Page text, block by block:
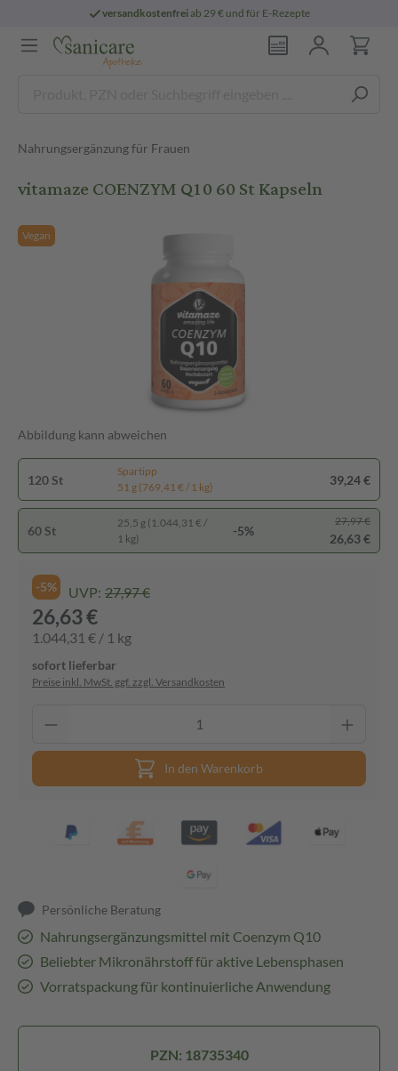
versandkostenfreiab 29 € und für E-Rezepte
Nahrungsergänzung für Frauen
vitamaze COENZYM Q10 60 St Kapseln
Vegan
Abbildung kann abweichen
120 St
Spartipp
51 g (769,41 € / 1 kg)
39,24 €
60 St
25,5 g (1.044,31 € /
1 kg)
-5%
27,97 €
26,63 €
-5% UVP: 27,97 €
26,63 €
1.044,31 € / 1 kg
sofort lieferbar
Preise inkl. MwSt. ggf. zzgl. Versandkosten
In den Warenkorb
Persönliche Beratung
Nahrungsergänzungsmittel mit Coenzym Q10
Beliebter Mikronährstoff für aktive Lebensphasen
Vorratspackung für kontinuierliche Anwendung
PZN: 18735340